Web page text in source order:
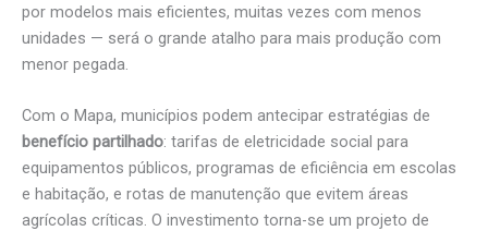
por modelos mais eficientes, muitas vezes com menos
unidades — será o grande atalho para mais produção com
menor pegada.
Com o Mapa, municípios podem antecipar estratégias de
benefício partilhado: tarifas de eletricidade social para
equipamentos públicos, programas de eficiência em escolas
e habitação, e rotas de manutenção que evitem áreas
agrícolas críticas. O investimento torna-se um projeto de